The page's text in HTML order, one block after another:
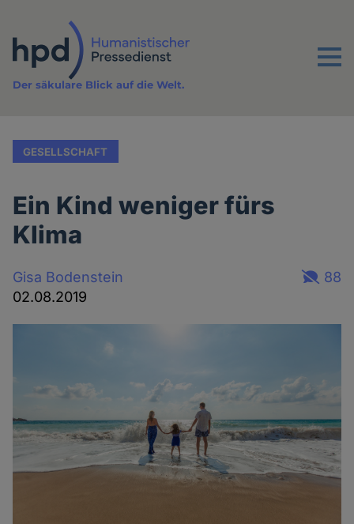
Inhalt
Menu
Der säkulare Blick auf die Welt.
GESELLSCHAFT
Ein Kind weniger fürs
Klima
Gisa Bodenstein
02.08.2019
88